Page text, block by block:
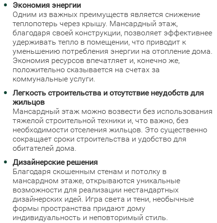
Экономия энергии
Одним из важных преимуществ является снижение
теплопотерь через крышу. Мансардный этаж,
благодаря своей конструкции, позволяет эффективнее
удерживать тепло в помещении, что приводит к
уменьшению потребления энергии на отопление дома.
Экономия ресурсов впечатляет и, конечно же,
положительно сказывается на счетах за
коммунальные услуги.
Легкость строительства и отсутствие неудобств для
жильцов
Мансардный этаж можно возвести без использования
тяжелой строительной техники и, что важно, без
необходимости отселения жильцов. Это существенно
сокращает сроки строительства и удобство для
обитателей дома.
Дизайнерские решения
Благодаря скошенным стенам и потолку в
мансардном этаже, открываются уникальные
возможности для реализации нестандартных
дизайнерских идей. Игра света и тени, необычные
формы пространства придают дому
индивидуальность и неповторимый стиль.